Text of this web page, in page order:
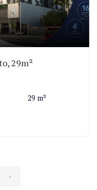
29m²
29 m²
›